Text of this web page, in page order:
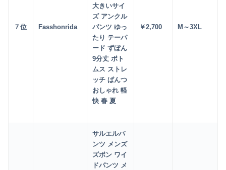
７位 Fasshonrida
大きいサイ
ズ アンクル
パンツ ゆっ
たり テーパ
ード ずぼん
9分丈 ボト
ムス ストレ
ッチ ぱんつ
おしゃれ 軽
快 春 夏
￥2,700 M～3XL
サルエルパ
ンツ メンズ
ズボン ワイ
ドパンツ メ